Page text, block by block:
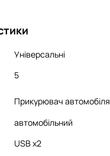
Універсальні
5
Прикурювач автомобіля
автомобільний
USB x2